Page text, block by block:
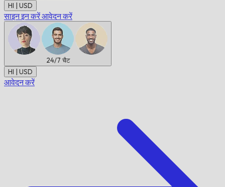
HI | USD
साइन इन करेंआवेदन करें
24/7 चैट
HI | USD
आवेदन करें